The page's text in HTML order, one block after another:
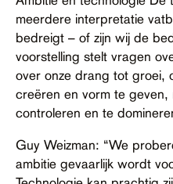
meerdere interpretatie
bedreigt – of zijn wij de
voorstelling stelt vragen
over onze drang tot groei,
creëren en vorm te
controleren en te
Guy Weizman: “We
ambitie gevaarlijk wordt